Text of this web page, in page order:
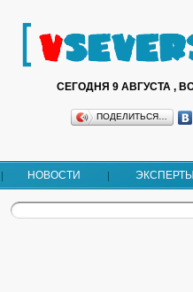
СЕГОДНЯ 9 АВГУСТА ,
ПОДЕЛИТЬСЯ…
НОВОСТИ ЭКСПЕРТЫ